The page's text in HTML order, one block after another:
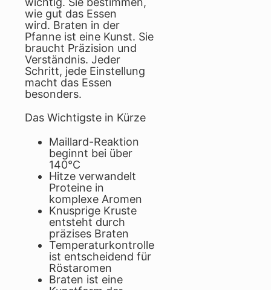
wie gut das Essen
wird. Braten in der
Pfanne ist eine Kunst. Sie
braucht Präzision und
Verständnis. Jeder
Schritt, jede Einstellung
macht das Essen
besonders.
Das Wichtigste in Kürze
Maillard-Reaktion
beginnt bei über
140°C
Hitze verwandelt
Proteine in
komplexe Aromen
Knusprige Kruste
entsteht durch
präzises Braten
Temperaturkontrolle
ist entscheidend für
Röstaromen
Braten ist eine